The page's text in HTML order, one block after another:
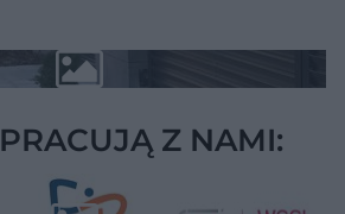
Z NAMI: